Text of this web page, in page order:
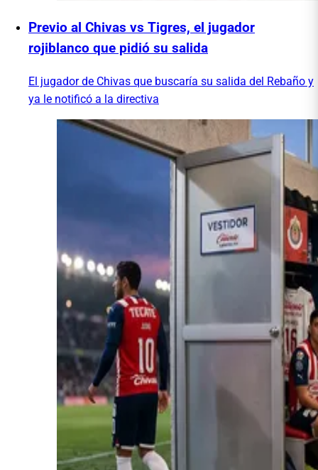
Previo al Chivas vs Tigres, el jugador
rojiblanco que pidió su salida
El jugador de Chivas que buscaría su salida del Rebaño y
ya le notificó a la directiva